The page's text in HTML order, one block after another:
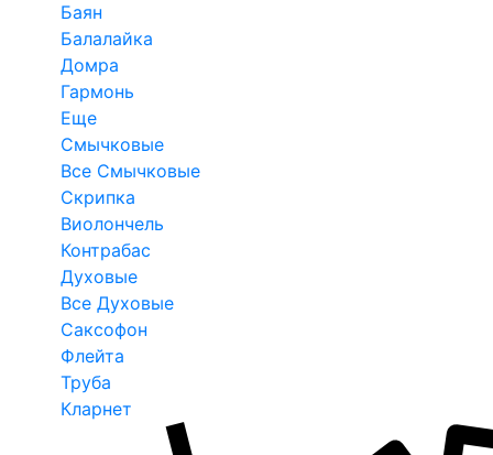
Баян
Балалайка
Домра
Гармонь
Еще
Смычковые
Все Смычковые
Скрипка
Виолончель
Контрабас
Духовые
Все Духовые
Саксофон
Флейта
Труба
Кларнет